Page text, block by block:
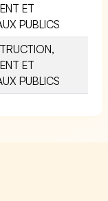
ET
PUBLICS
ET
PUBLICS